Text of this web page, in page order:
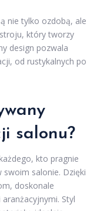
nie tylko ozdobą, ale
który tworzy
design pozwala
od rustykalnych po
salonu?
kto pragnie
swoim salonie. Dzięki
doskonale
Styl